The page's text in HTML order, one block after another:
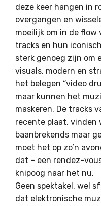
deze keer hangen in
overgangen en
moeilijk om in de flow
tracks en hun
sterk genoeg zijn om
visuals, modern en
het belegen “video
maar kunnen het
maskeren. De tracks
recente plaat, vinden
baanbrekends maar
moet het op zo’n
dat – een rendez-
knipoog naar het nu.
Geen spektakel, wel
dat elektronische